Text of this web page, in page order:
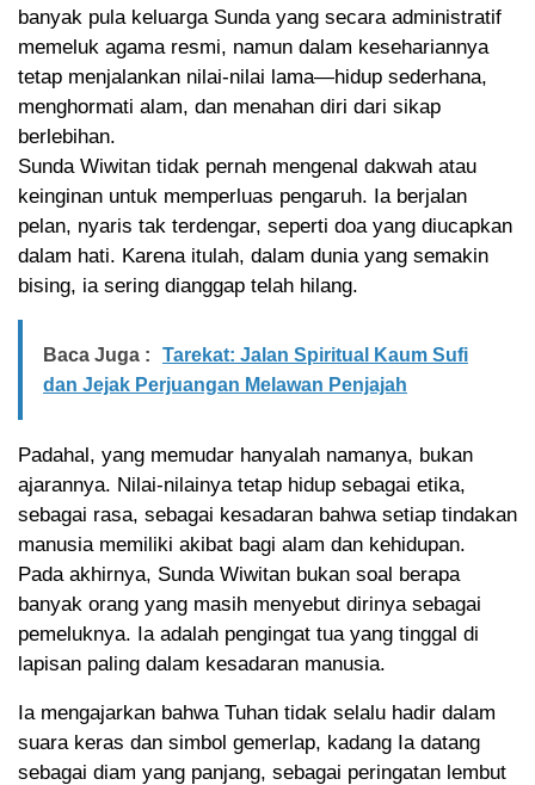
banyak pula keluarga Sunda yang secara administratif
memeluk agama resmi, namun dalam kesehariannya
tetap menjalankan nilai-nilai lama—hidup sederhana,
menghormati alam, dan menahan diri dari sikap
berlebihan.
Sunda Wiwitan tidak pernah mengenal dakwah atau
keinginan untuk memperluas pengaruh. Ia berjalan
pelan, nyaris tak terdengar, seperti doa yang diucapkan
dalam hati. Karena itulah, dalam dunia yang semakin
bising, ia sering dianggap telah hilang.
Baca Juga :
Tarekat: Jalan Spiritual Kaum Sufi
dan Jejak Perjuangan Melawan Penjajah
Padahal, yang memudar hanyalah namanya, bukan
ajarannya. Nilai-nilainya tetap hidup sebagai etika,
sebagai rasa, sebagai kesadaran bahwa setiap tindakan
manusia memiliki akibat bagi alam dan kehidupan.
Pada akhirnya, Sunda Wiwitan bukan soal berapa
banyak orang yang masih menyebut dirinya sebagai
pemeluknya. Ia adalah pengingat tua yang tinggal di
lapisan paling dalam kesadaran manusia.
Ia mengajarkan bahwa Tuhan tidak selalu hadir dalam
suara keras dan simbol gemerlap, kadang Ia datang
sebagai diam yang panjang, sebagai peringatan lembut